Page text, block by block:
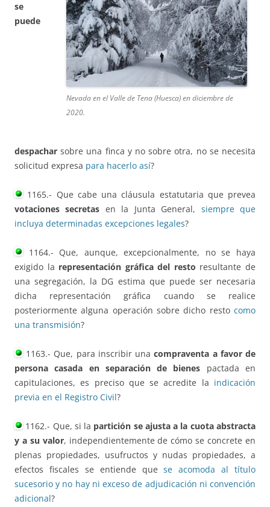
Nevada en el Valle de Tena (Huesca) en diciembre de
2020.
se
puede
despachar sobre una finca y no sobre otra, no se necesita
solicitud expresa para hacerlo así?
1165.- Que cabe una cláusula estatutaria que prevea
votaciones secretas en la Junta General, siempre que
incluya determinadas excepciones legales?
1164.- Que, aunque, excepcionalmente, no se haya
exigido la representación gráfica del resto resultante de
una segregación, la DG estima que puede ser necesaria
dicha representación gráfica cuando se realice
posteriormente alguna operación sobre dicho resto como
una transmisión?
1163.- Que, para inscribir unacompraventa a favor de
persona casada en separación de bienes pactada en
capitulaciones, es preciso que se acredite la indicación
previa en el Registro Civil?
1162.- Que, si la partición se ajusta a la cuota abstracta
y a su valor, independientemente de cómo se concrete en
plenas propiedades, usufructos y nudas propiedades, a
efectos fiscales se entiende quese acomoda al título
sucesorio y no hay ni exceso de adjudicación ni convención
adicional?